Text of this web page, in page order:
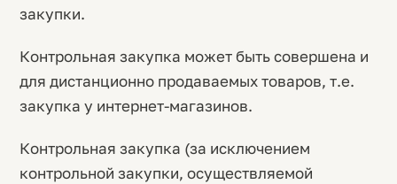
закупки.
Контрольная закупка может быть совершена и
для дистанционно продаваемых товаров, т.е.
закупка у интернет-магазинов.
Контрольная закупка (за исключением
контрольной закупки, осуществляемой